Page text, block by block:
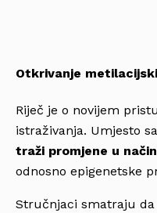
Otkrivanje
Riječ je o novijem
istraživanja. Umjesto
traži promjene u
odnosno epigenetske
Stručnjaci smatraju